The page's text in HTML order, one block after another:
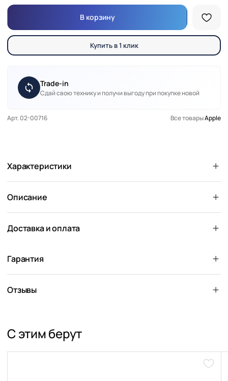
В корзину
Купить в 1 клик
Trade-in
Сдай свою технику и получи выгоду при покупке новой
Арт. 02-00716 Все товарыApple
Характеристики
Описание
Доставка и оплата
Гарантия
Отзывы
С этим берут